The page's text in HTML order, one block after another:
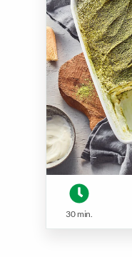
30 min.